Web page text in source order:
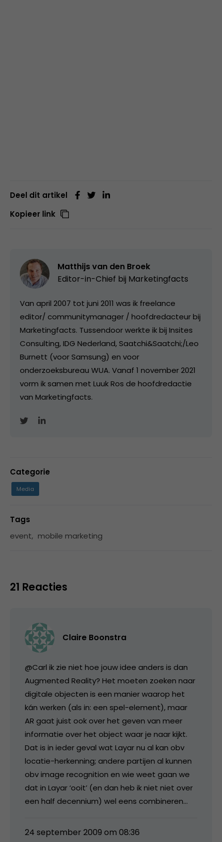
Deel dit artikel
Kopieer link
Matthijs van den Broek
Editor-in-Chief bij Marketingfacts
Van april 2007 tot juni 2011 was ik freelance
editor/ communitymanager / hoofdredacteur bij
Marketingfacts. Tussendoor werkte ik bij Insites
Consulting, IDG Nederland, Saatchi&Saatchi;/Leo
Burnett (voor Samsung) en voor
onderzoeksbureau WUA. Vanaf 1 november 2021
vorm ik samen met Luuk Ros de hoofdredactie
van Marketingfacts.
Categorie
Media
Tags
event, mobile marketing
21 Reacties
Claire Boonstra
@Carl ik zie niet hoe jouw idee anders is dan
Augmented Reality? Het moeten zoeken naar
digitale objecten is een manier waarop het
kán werken (als in: een spel-element), maar
AR gaat juist ook over het geven van meer
informatie over het object waar je naar kijkt.
Dat is in ieder geval wat Layar nu al kan obv
locatie-herkenning; andere partijen al kunnen
obv image recognition en wie weet gaan we
dat in Layar ‘ooit’ (en dan heb ik niet niet over
een half decennium) wel eens combineren…
24 september 2009 om 08:36